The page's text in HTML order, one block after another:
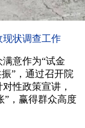
状调查工作
意作为“试金
”，通过召开院
性政策宣讲，
”，赢得群众高度